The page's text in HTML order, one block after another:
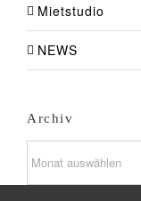
Mietstudio
NEWS
Archiv